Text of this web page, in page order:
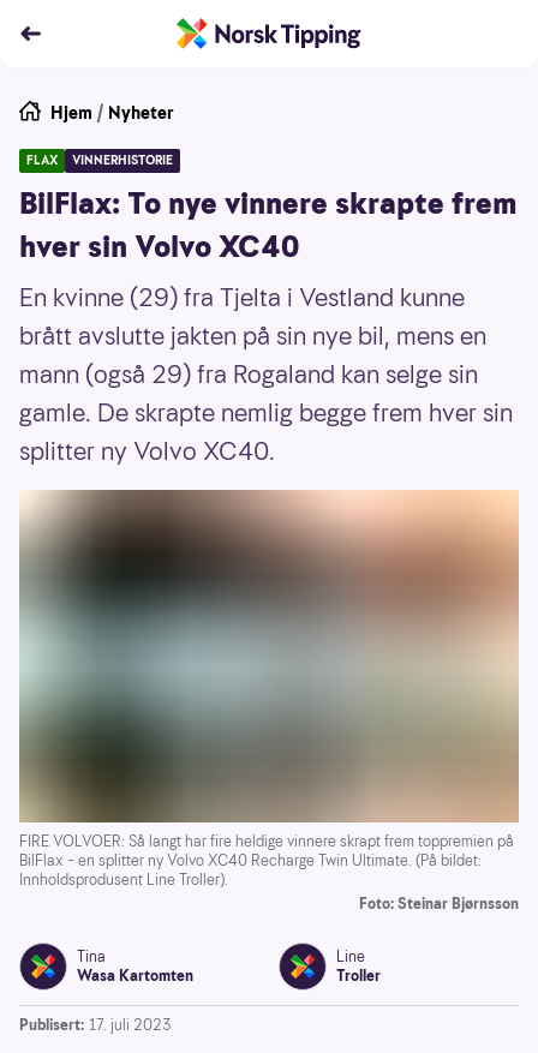
Hjem / Nyheter
FLAX VINNERHISTORIE
BilFlax: To nye vinnere skrapte frem
hver sin Volvo XC40
En kvinne (29) fra Tjelta i Vestland kunne
brått avslutte jakten på sin nye bil, mens en
mann (også 29) fra Rogaland kan selge sin
gamle. De skrapte nemlig begge frem hver sin
splitter ny Volvo XC40.
FIRE VOLVOER: Så langt har fire heldige vinnere skrapt frem toppremien på
BilFlax – en splitter ny Volvo XC40 Recharge Twin Ultimate. (På bildet:
Innholdsprodusent Line Troller).
Foto: Steinar Bjørnsson
Tina
Wasa Kartomten
Line
Troller
Publisert: 17. juli 2023